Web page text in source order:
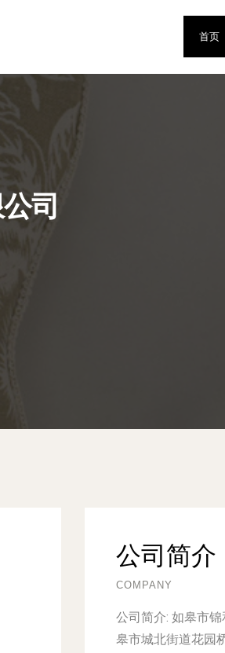
首页
司
公司简介
COMPANY
公司简介: 如皋市
皋市城北街道花园